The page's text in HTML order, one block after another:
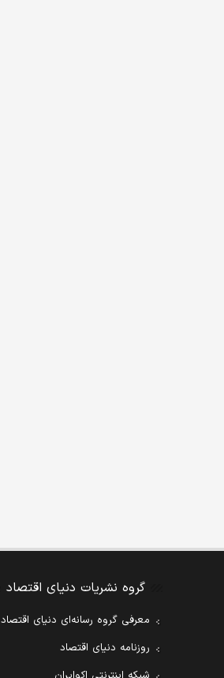
گروه نشریات دنیای اقتصاد
معرفی گروه رسانه‌ای دنیای اقتصاد
روزنامه دنیای اقتصاد